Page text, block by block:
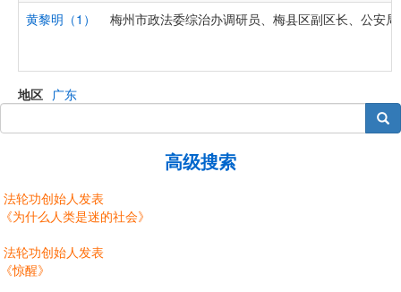
黄黎明（1） 梅州市政法委综治办调研员、梅县区副区长、公安
地区 广东
搜索
高级搜索
法轮功创始人发表
《为什么人类是迷的社会》
法轮功创始人发表
《惊醒》